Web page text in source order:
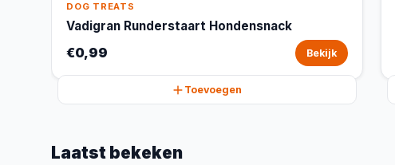
DOG TREATS
Vadigran Runderstaart Hondensnack
€0,99 Bekijk
Toevoegen
Laatst bekeken